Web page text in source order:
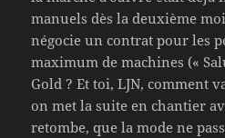
manuels dès la deuxième
négocie un contrat pour les
maximum de machines («
Gold ? Et toi, LJN, comment
on met la suite en chantier
retombe, que la mode ne